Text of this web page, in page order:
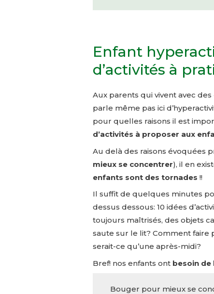
Enfant
d’activités à
Aux parents qui vivent avec des
parle même pas ici
pour quelles raisons il est
d’activités à proposer aux
Au delà des raisons évoquées
mieux se concentrer), il en
enfants sont des tornades !!
Il suffit de quelques minutes
dessus dessous: 10 idées
toujours maîtrisés, des objets
saute sur le lit? Comment faire
serait-ce qu’une après-midi?
Bref! nos enfants ont besoin de
Bouger pour mieux se